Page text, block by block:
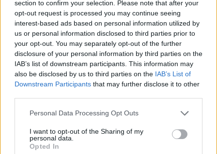
section to confirm your selection. Please note that after your
opt-out request is processed you may continue seeing
interest-based ads based on personal information utilized by
us or personal information disclosed to third parties prior to
your opt-out. You may separately opt-out of the further
disclosure of your personal information by third parties on the
IAB’s list of downstream participants. This information may
also be disclosed by us to third parties on the IAB’s List of
Downstream Participants that may further disclose it to other
Personal Data Processing Opt Outs
I want to opt-out of the Sharing of my
personal data.
Opted In
</body>
<footer>
<!-- Quantcast Tag -->
<script type="text/javascript">
window._qevents = window._qevents || [];
(function() {
var elem = document.createElement('script');
elem.src = (document.location.protocol ==
"https:" ? "https://secure" : "http://edge") +
".quantserve.com/quant.js";
elem.async = true;
elem.type = "text/javascript";